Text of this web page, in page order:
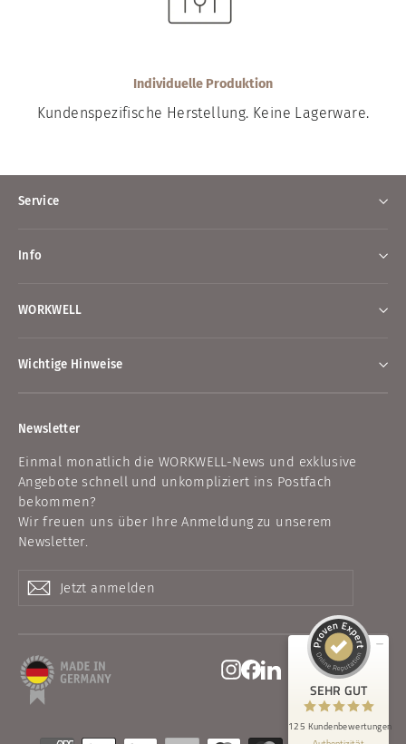
Individuelle Produktion
Kundenspezifische Herstellung. Keine Lagerware.
Service
Info
WORKWELL
Wichtige Hinweise
Newsletter
Einmal monatlich die WORKWELL-News und exklusive
Angebote schnell und unkompliziert ins Postfach
bekommen?
Wir freuen uns über Ihre Anmeldung zu unserem
Newsletter.
anmeldenAbonnieren
Instagram
Facebook
LinkedIn
SEHR GUT
125 Kundenbewertungen
WORKWELL
80
Bewertungen auf
ProvenExpert.com
Bewertungen von 1
anderen Quelle
Blick aufs ProvenExpert-Profil werfen